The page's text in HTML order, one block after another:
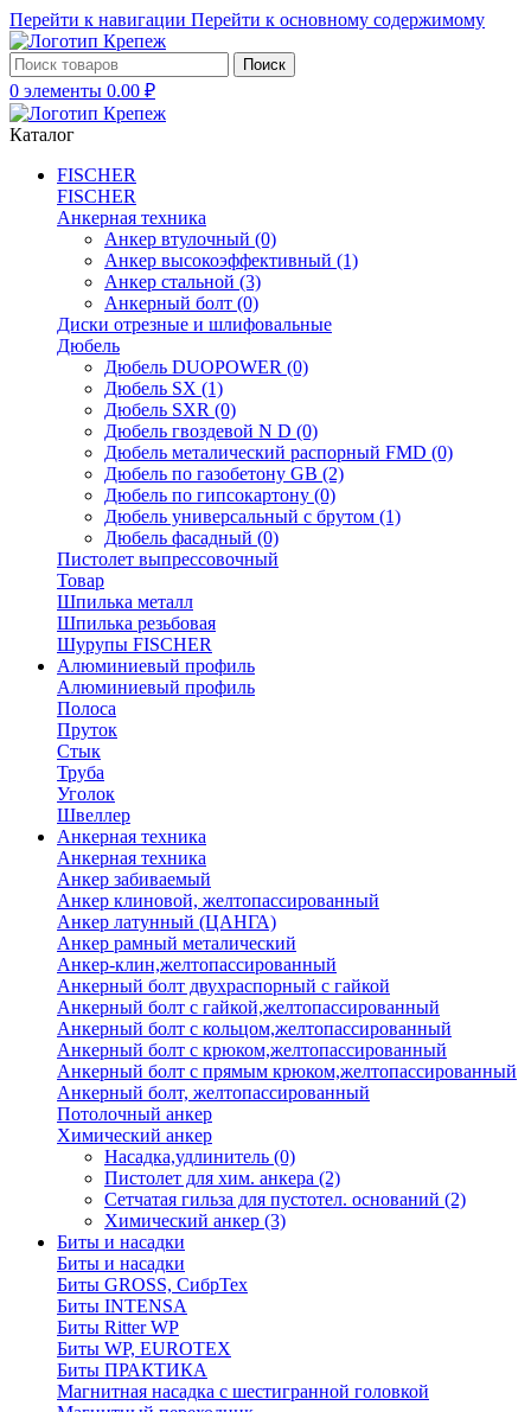
Перейти к навигации Перейти к основному содержимому
Поиск
0 элементы 0.00 ₽
Каталог
FISCHER
FISCHER
Анкерная техника
Анкер втулочный (0)
Анкер высокоэффективный (1)
Анкер стальной (3)
Анкерный болт (0)
Диски отрезные и шлифовальные
Дюбель
Дюбель DUOPOWER (0)
Дюбель SX (1)
Дюбель SXR (0)
Дюбель гвоздевой N D (0)
Дюбель металический распорный FMD (0)
Дюбель по газобетону GB (2)
Дюбель по гипсокартону (0)
Дюбель универсальный с брутом (1)
Дюбель фасадный (0)
Пистолет выпрессовочный
Товар
Шпилька металл
Шпилька резьбовая
Шурупы FISCHER
Алюминиевый профиль
Алюминиевый профиль
Полоса
Пруток
Стык
Труба
Уголок
Швеллер
Анкерная техника
Анкерная техника
Анкер забиваемый
Анкер клиновой, желтопассированный
Анкер латунный (ЦАНГА)
Анкер рамный металический
Анкер-клин,желтопассированный
Анкерный болт двухраспорный с гайкой
Анкерный болт с гайкой,желтопассированный
Анкерный болт с кольцом,желтопассированный
Анкерный болт с крюком,желтопассированный
Анкерный болт с прямым крюком,желтопассированный
Анкерный болт, желтопассированный
Потолочный анкер
Химический анкер
Насадка,удлинитель (0)
Пистолет для хим. анкера (2)
Сетчатая гильза для пустотел. оснований (2)
Химический анкер (3)
Биты и насадки
Биты и насадки
Биты GROSS, СибрТех
Биты INTENSA
Биты Ritter WP
Биты WP, EUROTEX
Биты ПРАКТИКА
Магнитная насадка с шестигранной головкой